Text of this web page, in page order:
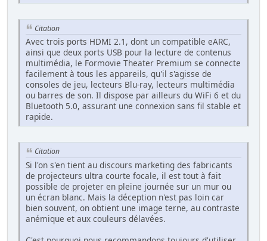
Citation
Avec trois ports HDMI 2.1, dont un compatible eARC,
ainsi que deux ports USB pour la lecture de contenus
multimédia, le Formovie Theater Premium se connecte
facilement à tous les appareils, qu'il s'agisse de
consoles de jeu, lecteurs Blu-ray, lecteurs multimédia
ou barres de son. Il dispose par ailleurs du WiFi 6 et du
Bluetooth 5.0, assurant une connexion sans fil stable et
rapide.
Citation
Si l'on s'en tient au discours marketing des fabricants
de projecteurs ultra courte focale, il est tout à fait
possible de projeter en pleine journée sur un mur ou
un écran blanc. Mais la déception n'est pas loin car
bien souvent, on obtient une image terne, au contraste
anémique et aux couleurs délavées.